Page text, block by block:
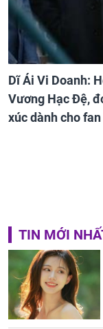
Dĩ Ái Vi Doanh:
Vương Hạc Đệ,
xúc dành cho
TIN MỚI